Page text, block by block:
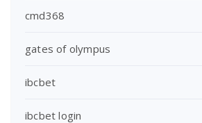
cmd368
gates of olympus
ibcbet
ibcbet login